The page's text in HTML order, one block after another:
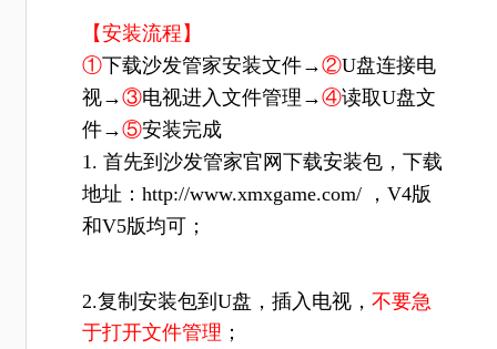
【安装流程】
①下载沙发管家安装文件→②U盘连接电
视→③电视进入文件管理→④读取U盘文
件→⑤安装完成
1. 首先到沙发管家官网下载安装包，下载
地址： http://www.xmxgame.com/ ，V4版
和V5版均可；
2.复制安装包到U盘，插入电视， 不要急
于打开文件管理 ；